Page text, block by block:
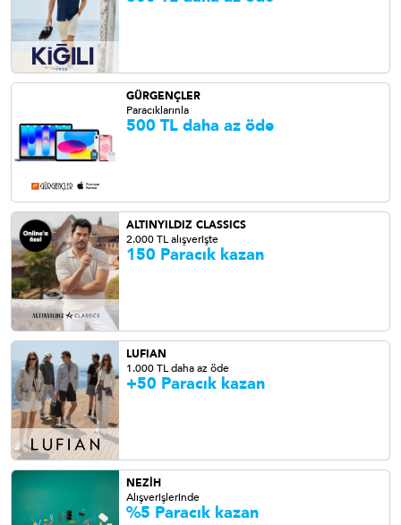
GÜRGENÇLER
Paracıklarınla
500 TL daha az öde
ALTINYILDIZ CLASSICS
2.000 TL alışverişte
150 Paracık kazan
LUFIAN
1.000 TL daha az öde
+50 Paracık kazan
NEZİH
Alışverişlerinde
%5 Paracık kazan